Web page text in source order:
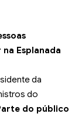
na Esplanada
da
do
do público